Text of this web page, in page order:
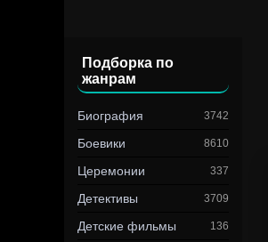
Подборка по
жанрам
Биография 3742
Боевики 8610
Церемонии 337
Детективы 3709
Детские фильмы 136